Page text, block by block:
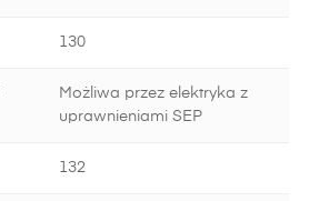
130
Możliwa przez elektryka z
uprawnieniami SEP
132